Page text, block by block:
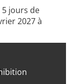
5 jours de
2027 à